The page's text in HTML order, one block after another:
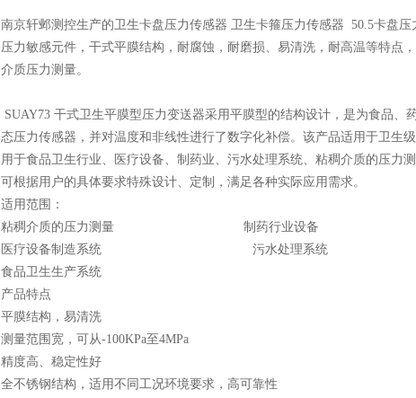
南京轩邺测控生产的卫生卡盘压力传感器 卫生卡箍压力传感器 50.5卡盘
压力敏感元件，干式平膜结构，耐腐蚀，耐磨损、易清洗，耐高温等特点
介质压力测量。
SUAY73 干式卫生平膜型压力变送器采用平膜型的结构设计，是为食品、
态压力传感器，并对温度和非线性进行了数字化补偿。该产品适用于卫生
用于食品卫生行业、医疗设备、制药业、污水处理系统、粘稠介质的压力测
可根据用户的具体要求特殊设计、定制，满足各种实际应用需求。
适用范围：
粘稠介质的压力测量 制药行业设备
医疗设备制造系统 污水处理系统
食品卫生生产系统
产品特点
平膜结构，易清洗
测量范围宽，可从-100KPa至4MPa
精度高、稳定性好
全不锈钢结构，适用不同工况环境要求，高可靠性